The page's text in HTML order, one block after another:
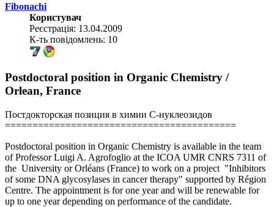
Fibonachi
Користувач
Реєстрація: 13.04.2009
К-ть повідомлень: 10
Postdoctoral position in Organic Chemistry /
Orlean, France
Постдокторская позиция в химии С-нуклеозидов
==========================================
Postdoctoral position in Organic Chemistry is available in the team
of Professor Luigi A. Agrofoglio at the ICOA UMR CNRS 7311 of
the University or Orléans (France) to work on a project "Inhibitors
of some DNA glycosylases in cancer therapy" supported by Région
Centre. The appointment is for one year and will be renewable for
up to one year depending on performance of the candidate.